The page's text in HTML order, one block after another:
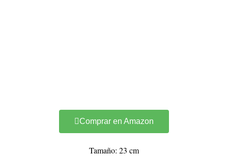
Comprar en Amazon
Tamaño: 23 cm